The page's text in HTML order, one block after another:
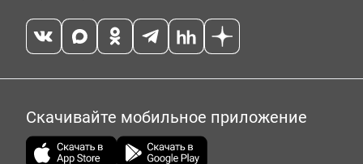
Скачивайте мобильное приложение